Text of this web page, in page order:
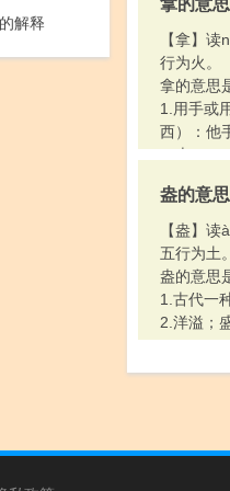
解释
拿的意
【拿】
行为火。
拿的意思
1.用手或
西）：他
～走。
一个小偷
他～得下
3.掌握：
吗?
4.刁难；
不住人。
5.装出；
思跟“用”
盎的意
【盎】
五行为土。
盎的意思
1.古代一
2.洋溢；